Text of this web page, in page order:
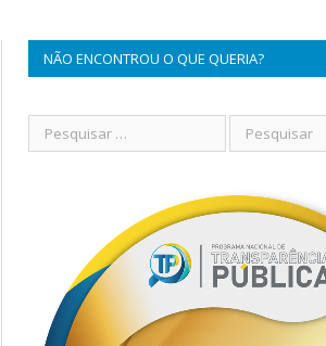
NÃO ENCONTROU O QUE QUERIA?